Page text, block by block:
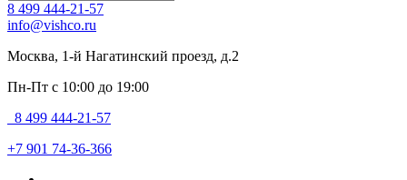
8 499 444-21-57
info@vishco.ru
Москва, 1-й Нагатинский проезд, д.2
Пн-Пт с 10:00 до 19:00
8 499 444-21-57
+7 901 74-36-366